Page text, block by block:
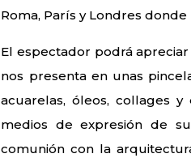
Roma, París y Londres
El espectador podrá
nos presenta en unas
acuarelas, óleos, collages
medios de expresión de
comunión con la